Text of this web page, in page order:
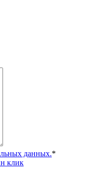
данных.*
клик